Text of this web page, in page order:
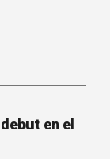
en el